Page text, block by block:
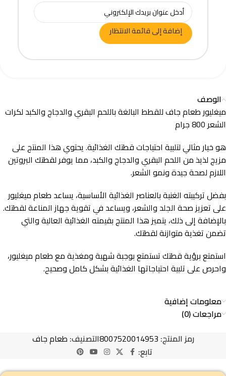
إضافة إلى قائمة الانتظار
الوصف
ميغليور طعام جاف للقطط البالغة باللحم البقري والدجاج والكبد لكرات
الشعر 800 جرام
هو خيار مثالي لتلبية احتياجات قطتك الغذائية. يحتوي هذا المنتج على
مزيج لذيذ من اللحم البقري والدجاج والكبد، مما يوفر لقطتك البروتين
اللازم لصحة جيدة ونمو الشعر.
بفضل تركيبته الغنية بالعناصر الغذائية الأساسية، يساعد طعام ميغليور
على تعزيز صحة الجلد والشعر، ويساعد في تقوية جهاز المناعة لقطتك.
بالإضافة إلى ذلك، يتميز هذا المنتج بقيمته الغذائية العالية والتي
تضمن تغذية متوازنة لقطتك.
استمتع برؤية قطتك تستمتع بوجبة شهية ومغذية مع طعام ميغليور،
واحرص على تلبية احتياجاتها الغذائية بشكل كامل وصحيح.
معلومات إضافية
مراجعات (0)
رمز المنتج: 8007520014953التصنيف: طعام جاف
تابع: